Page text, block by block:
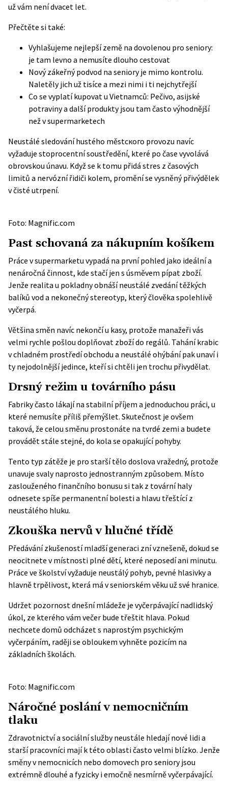
už vám není dvacet let.
Přečtěte si také:
Vyhlašujeme nejlepší země na dovolenou pro seniory:
je tam levno a nemusíte dlouho cestovat
Nový zákeřný podvod na seniory je mimo kontrolu.
Naletěly jich už tisíce a mezi nimi i ti nejchytřejší
Co se vyplatí kupovat u Vietnamců: Pečivo, asijské
potraviny a další produkty jsou tam často výhodnější
než v supermarketech
Neustálé sledování hustého městского provozu navíc
vyžaduje stoprocentní soustředění, které po čase vyvolává
obrovskou únavu. Když se k tomu přidá stres z časových
limitů a nervózní řidiči kolem, promění se vysněný přivýdělek
v čisté utrpení.
Foto: Magnific.com
Past schovaná za nákupním košíkem
Práce v supermarketu vypadá na první pohled jako ideální a
nenáročná činnost, kde stačí jen s úsměvem pípat zboží.
Jenže realita u pokladny obnáší neustálé zvedání těžkých
balíků vod a nekonečný stereotyp, který člověka spolehlivě
vyčerpá.
Většina směn navíc nekončí u kasy, protože manažeři vás
velmi rychle pošlou doplňovat zboží do regálů. Tahání krabic
v chladném prostředí obchodu a neustálé ohýbání pak unaví i
ty nejodolnější jedince, kteří si chtěli jen trochu přivydělat.
Drsný režim u továrního pásu
Fabriky často lákají na stabilní příjem a jednoduchou práci, u
které nemusíte příliš přemýšlet. Skutečnost je ovšem
taková, že celou směnu prostonáte na tvrdé zemi a budete
provádět stále stejné, do kola se opakující pohyby.
Tento typ zátěže je pro starší tělo doslova vražedný, protože
unavuje svaly naprosto jednostranným způsobem. Místo
zaslouženého finančního bonusu si tak z tovární haly
odnesete spíše permanentní bolesti a hlavu třeštící z
neustálého hluku.
Zkouška nervů v hlučné třídě
Předávání zkušeností mladší generaci zní vznešeně, dokud se
neocitnete v místnosti plné dětí, které neposedí ani minutu.
Práce ve školství vyžaduje neustálý pohyb, pevné hlasivky a
hlavně trpělivost, která má v seniorském věku už své hranice.
Udržet pozornost dnešní mládeže je vyčerpávající nadlidský
úkol, ze kterého vám večer bude třeštit hlava. Pokud
nechcete domů odcházet s naprostým psychickým
vyčerpáním, raději se obloukem vyhněte pozicím na
základních školách.
Foto: Magnific.com
Náročné poslání v nemocničním
tlaku
Zdravotnictví a sociální služby neustále hledají nové lidi a
starší pracovníci mají k této oblasti často velmi blízko. Jenže
směny v nemocnicích nebo domovech pro seniory jsou
extrémně dlouhé a fyzicky i emočně nesmírně vyčerpávající.